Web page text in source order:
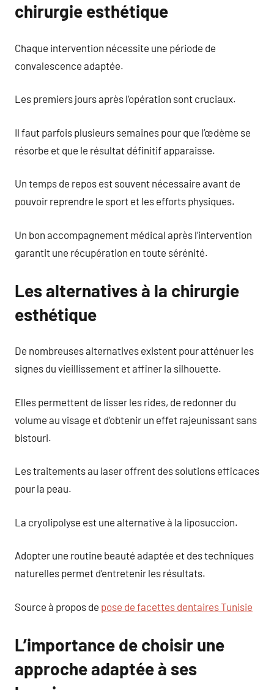
chirurgie esthétique
Chaque intervention nécessite une période de
convalescence adaptée.
Les premiers jours après l’opération sont cruciaux.
Il faut parfois plusieurs semaines pour que l’œdème se
résorbe et que le résultat définitif apparaisse.
Un temps de repos est souvent nécessaire avant de
pouvoir reprendre le sport et les efforts physiques.
Un bon accompagnement médical après l’intervention
garantit une récupération en toute sérénité.
Les alternatives à la chirurgie
esthétique
De nombreuses alternatives existent pour atténuer les
signes du vieillissement et affiner la silhouette.
Elles permettent de lisser les rides, de redonner du
volume au visage et d’obtenir un effet rajeunissant sans
bistouri.
Les traitements au laser offrent des solutions efficaces
pour la peau.
La cryolipolyse est une alternative à la liposuccion.
Adopter une routine beauté adaptée et des techniques
naturelles permet d’entretenir les résultats.
Source à propos de pose de facettes dentaires Tunisie
L’importance de choisir une
approche adaptée à ses